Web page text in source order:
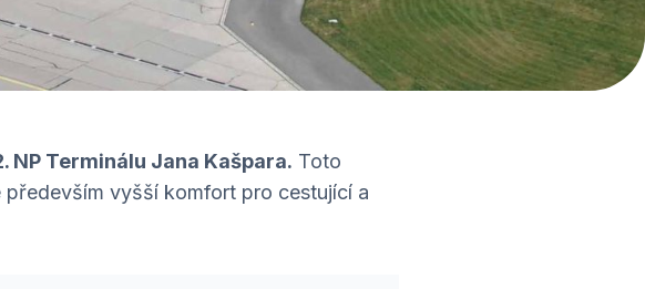
Terminálu Jana Kašpara. Toto
vyšší komfort pro cestující a